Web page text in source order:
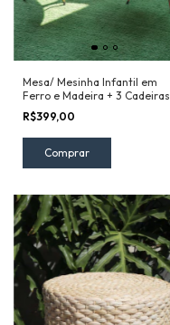
Mesa/ Mesinha Infantil em
Ferro e Madeira + 3 Cadeiras
Pequenas
R$399,00